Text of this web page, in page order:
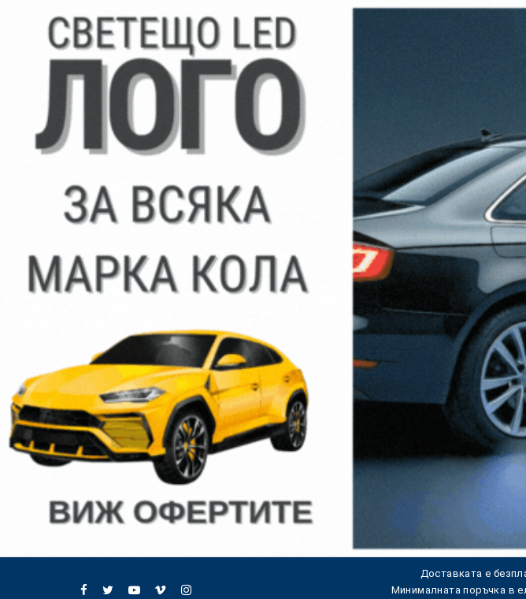
Доставката е
Минималната поръчка в